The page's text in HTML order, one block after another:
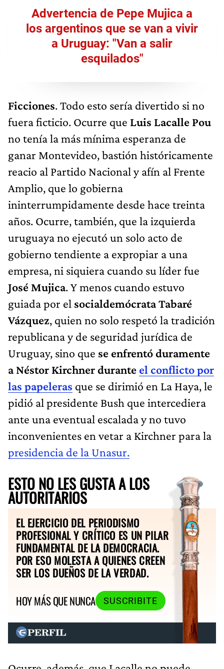
Advertencia de Pepe Mujica a
los argentinos que se van a vivir
a Uruguay: "Van a salir
esquilados"
Ficciones. Todo esto sería divertido si no
fuera ficticio. Ocurre que Luis Lacalle Pou
no tenía la más mínima esperanza de
ganar Montevideo, bastión históricamente
reacio al Partido Nacional y afín al Frente
Amplio, que lo gobierna
ininterrumpidamente desde hace treinta
años. Ocurre, también, que la izquierda
uruguaya no ejecutó un solo acto de
gobierno tendiente a expropiar a una
empresa, ni siquiera cuando su líder fue
José Mujica. Y menos cuando estuvo
guiada por el socialdemócrata Tabaré
Vázquez, quien no solo respetó la tradición
republicana y de seguridad jurídica de
Uruguay, sino que se enfrentó duramente
a Néstor Kirchner durante el conflicto por
las papeleras que se dirimió en La Haya, le
pidió al presidente Bush que intercediera
ante una eventual escalada y no tuvo
inconvenientes en vetar a Kirchner para la
presidencia de la Unasur.
ESTO NO LES GUSTA A LOS
AUTORITARIOS
EL EJERCICIO DEL PERIODISMO
PROFESIONAL Y CRÍTICO ES UN PILAR
FUNDAMENTAL DE LA DEMOCRACIA.
POR ESO MOLESTA A QUIENES CREEN
SER LOS DUEÑOS DE LA VERDAD.
HOY MÁS QUE NUNCA
SUSCRIBITE